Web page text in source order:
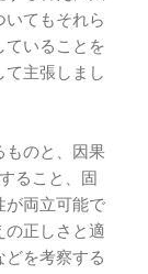
てもそれら
ていることを
主張しまし
ものと、因果
ること、固
が両立可能で
の正しさと適
を考察する